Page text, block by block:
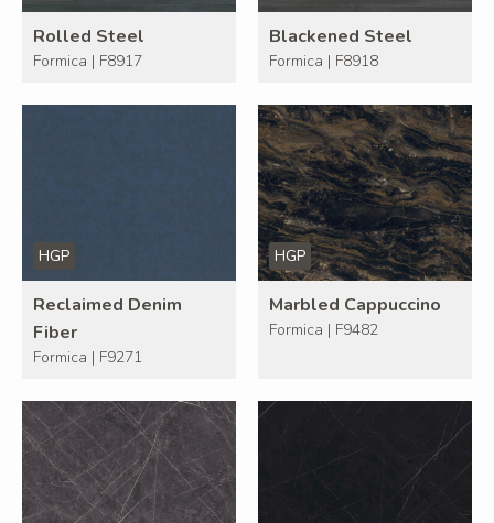
Rolled Steel
Formica | F8917
Blackened Steel
Formica | F8918
HGP
Reclaimed Denim
Fiber
Formica | F9271
HGP
Marbled Cappuccino
Formica | F9482